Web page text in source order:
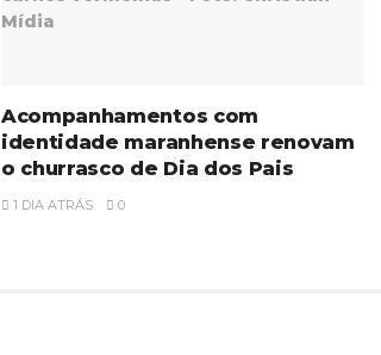
Acompanhamentos com
identidade maranhense renovam
o churrasco de Dia dos Pais
1 DIA ATRÁS 0